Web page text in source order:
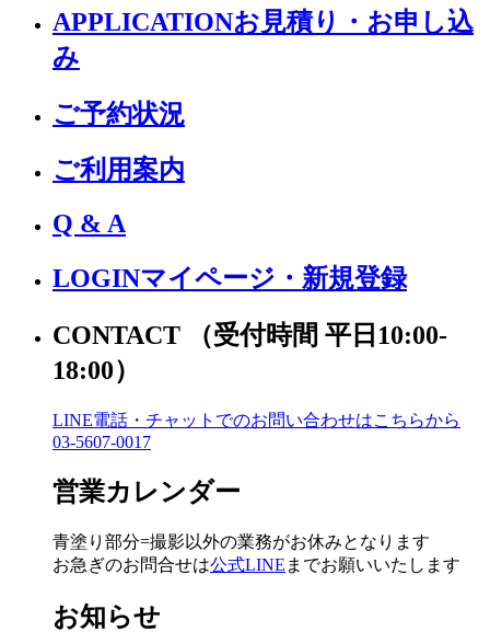
APPLICATIONお見積り・お申し込
み
ご予約状況
ご利用案内
Q & A
LOGINマイページ・新規登録
CONTACT
（受付時間 平日10:00-
18:00）
LINE電話・チャットでのお問い合わせはこちらから
03-5607-0017
営業カレンダー
青塗り 部分=撮影以外の業務がお休みとなります
お急ぎのお問合せは公式LINE までお願いいたします
お知らせ